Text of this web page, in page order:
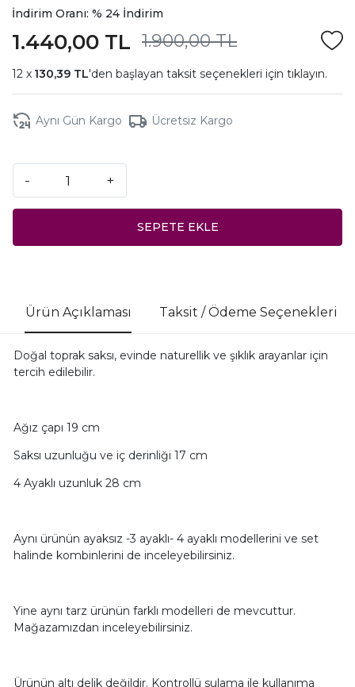
İndirim Oranı: % 24 İndirim
1.900,00 TL
1.440,00 TL
130,39 TL'den başlayan taksit seçenekleri için tıklayın.
Aynı Gün Kargo Ücretsiz Kargo
- +
SEPETE EKLE
Ürün Açıklaması Taksit / Ödeme Seçenekleri
Doğal toprak saksı, evinde naturellik ve şıklık arayanlar için
tercih edilebilir.
Ağız çapı 19 cm
Saksı uzunluğu ve iç derinliği 17 cm
4 Ayaklı uzunluk 28 cm
Aynı ürünün ayaksız -3 ayaklı- 4 ayaklı modellerini ve set
halinde kombinlerini de inceleyebilirsiniz.
Yine aynı tarz ürünün farklı modelleri de mevcuttur.
Mağazamızdan inceleyebilirsiniz.
Ürünün altı delik değildir. Kontrollü sulama ile kullanıma